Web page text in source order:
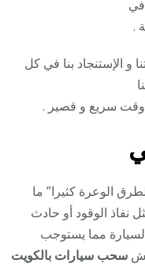
في
.
و الإستنجاد بنا في كل
وقت سريع و قصير .
الوعرة كثيرا” ما
نفاذ الوقود أو حادث
مما يستوجب
سحب سيارات بالكويت